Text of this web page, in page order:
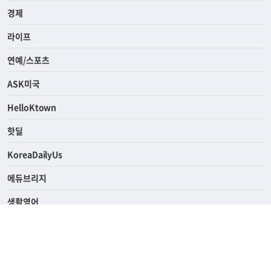
사회
경제
라이프
연예/스포츠
ASK미국
HelloKtown
핫딜
KoreaDailyUs
에듀브리지